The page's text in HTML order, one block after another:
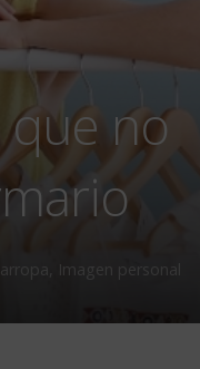
que no
Imagen personal